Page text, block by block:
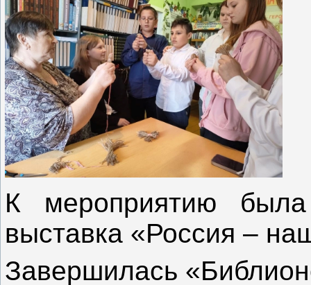
К мероприятию была
выставка «Россия –
Завершилась